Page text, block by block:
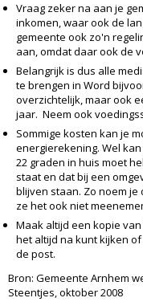
Vraag zeker na aan je
inkomen, waar ook de
gemeente ook zo'n
aan, omdat daar ook de
Belangrijk is dus alle
te brengen in Word
overzichtelijk, maar ook
jaar. Neem ook
Sommige kosten kan je
energierekening. Wel
22 graden in huis moet
staat en dat bij een
blijven staan. Zo noem je
ze het ook niet
Maak altijd een kopie
het altijd na kunt kijken
de post.
Bron: Gemeente Arnhem
Steentjes, oktober 2008